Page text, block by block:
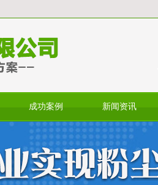
成功案例 新闻资讯